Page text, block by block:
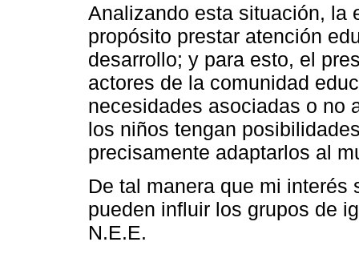
Analizando esta situación, la
propósito prestar atención
desarrollo; y para esto, el
actores de la comunidad
necesidades asociadas o no
los niños tengan
precisamente adaptarlos al
De tal manera que mi interés
pueden influir los grupos de
N.E.E.